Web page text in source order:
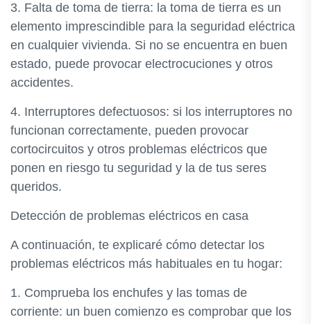
3. Falta de toma de tierra: la toma de tierra es un
elemento imprescindible para la seguridad eléctrica
en cualquier vivienda. Si no se encuentra en buen
estado, puede provocar electrocuciones y otros
accidentes.
4. Interruptores defectuosos: si los interruptores no
funcionan correctamente, pueden provocar
cortocircuitos y otros problemas eléctricos que
ponen en riesgo tu seguridad y la de tus seres
queridos.
Detección de problemas eléctricos en casa
A continuación, te explicaré cómo detectar los
problemas eléctricos más habituales en tu hogar:
1. Comprueba los enchufes y las tomas de
corriente: un buen comienzo es comprobar que los